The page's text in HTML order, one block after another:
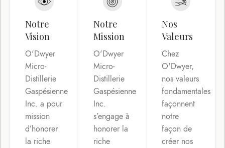
Notre
Vision
O'Dwyer
Micro-
Distillerie
Gaspésienne
Inc. a pour
mission
d’honorer
la riche
Notre
Mission
O'Dwyer
Micro-
Distillerie
Gaspésienne
Inc.
s’engage à
honorer la
riche
Nos
Valeurs
Chez
O'Dwyer,
nos valeurs
fondamentales
façonnent
notre
façon de
créer nos